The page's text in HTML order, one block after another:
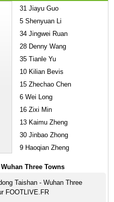
31 Jiayu Guo
5 Shenyuan Li
34 Jingwei Ruan
28 Denny Wang
35 Tianle Yu
10 Kilian Bevis
15 Zhechao Chen
6 Wei Long
16 Zixi Min
13 Kaimu Zheng
30 Jinbao Zhong
9 Haoqian Zheng
Three Towns
Taishan - Wuhan Three
FOOTLIVE.FR